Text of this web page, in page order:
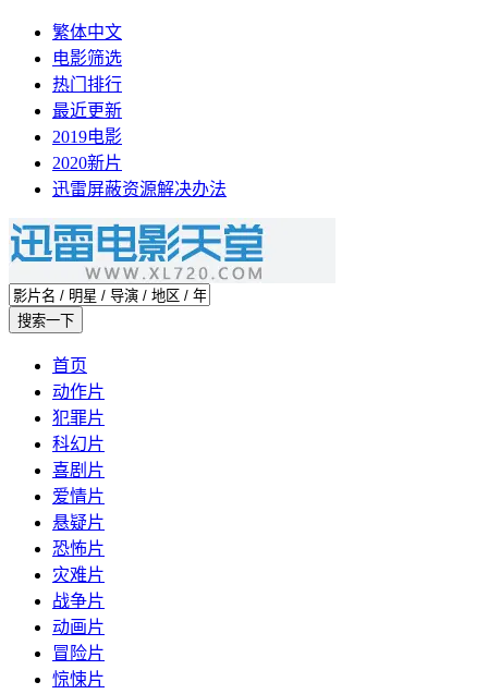
繁体中文
电影筛选
热门排行
最近更新
2019电影
2020新片
迅雷屏蔽资源解决办法
首页
动作片
犯罪片
科幻片
喜剧片
爱情片
悬疑片
恐怖片
灾难片
战争片
动画片
冒险片
惊悚片